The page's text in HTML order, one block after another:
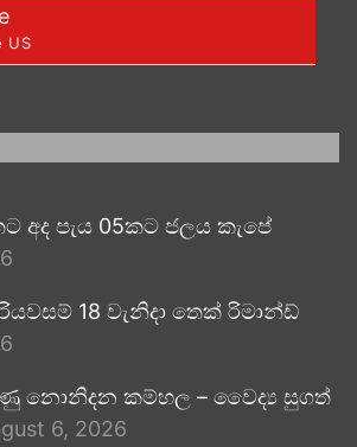
US
අද පැය 05කට ජලය කැපේ
18 වැනිදා තෙක් රිමාන්ඩ්
නොනිදන කම්හල – වෛද්‍ය සුගත්
6, 2026